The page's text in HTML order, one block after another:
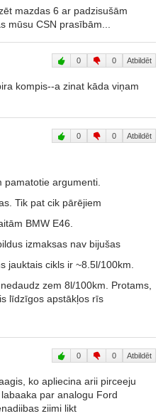
mazdas 6 ar padzisušām
mūsu CSN prasībām...
0 0 Atbildēt
kompis--a zinat kāda viņam
0 0 Atbildēt
argumenti.
Tik pat cik pārējiem
BMW E46.
izmaksas nav bijušas
jauktais cikls ir ~8.5l/100km.
zem 8l/100km. Protams,
līdzīgos apstākļos rīs
0 0 Atbildēt
ko apliecina arii pirceeju
par analogu Ford
ziimi likt